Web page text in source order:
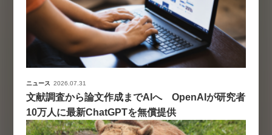
ニュース 2026.07.31
文献調査から論文作成までAIへ OpenAIが研究者
10万人に最新ChatGPTを無償提供